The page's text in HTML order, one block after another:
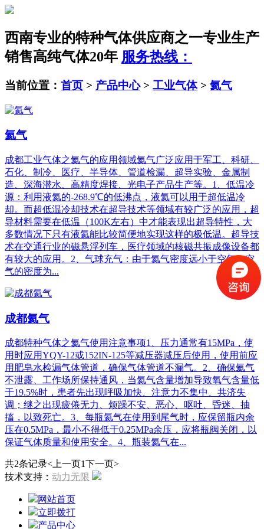
西南专业的特种气体供应商之一专业生产
销售高纯气体20年 服务热线：
当前位置： 首页 > 产品中心> 工业气体> 氦气
氦气
成都工业气体之氦气的应用领域氦气广泛应用于军工、科研、
石化、制冷、医疗、半导体、管道检漏、超导实验、金属制
造、深海潜水、高精度焊接、光电子产品生产等。1、低温冷
源：利用液氦的-268.9℃的低沸点，液氦可以用于超低温冷
却。而超低温冷却技术在超导技术等领域有较广泛的应用，超
导材料需要在低温（100K左右）中才能表现出超导特性，大
多数情况下只有液氦能比较简便地实现这样的极低温。超导技
术在交通行业的磁悬浮列车，医疗领域的核磁共振成像设备都
有较大的应用。2、气球充气：由于氦气密度远小于空气（空
气的密度为...
成都氦气
成都特种气体之氦气使用注意事项1、压力通常有15MPa，使
用时应用YQY-12或152IN-125等减压器减压后使用，使用前应
用肥皂水检漏气体管道，确保气体管道不漏气。2、确保氦气
不泄露、工作场所保持通风，当氦气含量增加导致氧气含量低
于19.5%时，患者先出现呼吸加快、注意力不集中、共济失
调；继之出现疲倦无力、烦躁不安、恶心、呕吐、昏迷、抽
搐，以致死亡。3、每瓶氦气在使用到尾气时，应保留瓶内余
压在0.5MPa，最小不得低于0.25MPa余压，应将瓶阀关闭，以
保证气体质量和使用安全。4、瓶装氦气在...
共2条记录<上一页1下一页>
技术支持： 动力无限
网站首页
立即拨打
产品中心